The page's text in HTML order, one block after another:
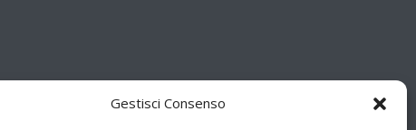
Gestisci Consenso